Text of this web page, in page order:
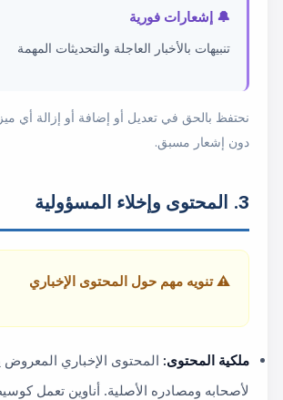
🔔 إشعارات فورية
تنبيهات بالأخبار العاجلة والتحديثات المهمة
نحتفظ بالحق في تعديل أو إضافة أو إزالة أي
دون إشعار مسبق.
3. المحتوى وإخلاء المسؤولية
⚠️ تنويه مهم حول المحتوى الإخباري
ملكية المحتوى: المحتوى الإخباري المعروض
لأصحابه ومصادره الأصلية. أناوين تعمل